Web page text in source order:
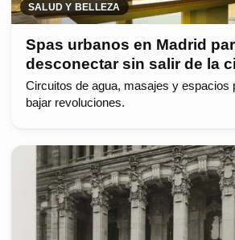
SALUD Y BELLEZA
Spas urbanos en Madrid
desconectar sin salir de la
Circuitos de agua, masajes y espacios
bajar revoluciones.